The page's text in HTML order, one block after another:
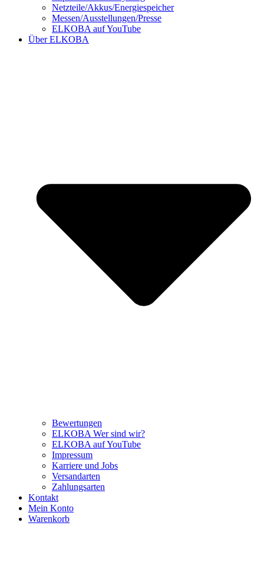
Netzteile/Akkus/Energiespeicher
Messen/Ausstellungen/Presse
ELKOBA auf YouTube
Über ELKOBA
Bewertungen
ELKOBA Wer sind wir?
ELKOBA auf YouTube
Impressum
Karriere und Jobs
Versandarten
Zahlungsarten
Kontakt
Mein Konto
Warenkorb